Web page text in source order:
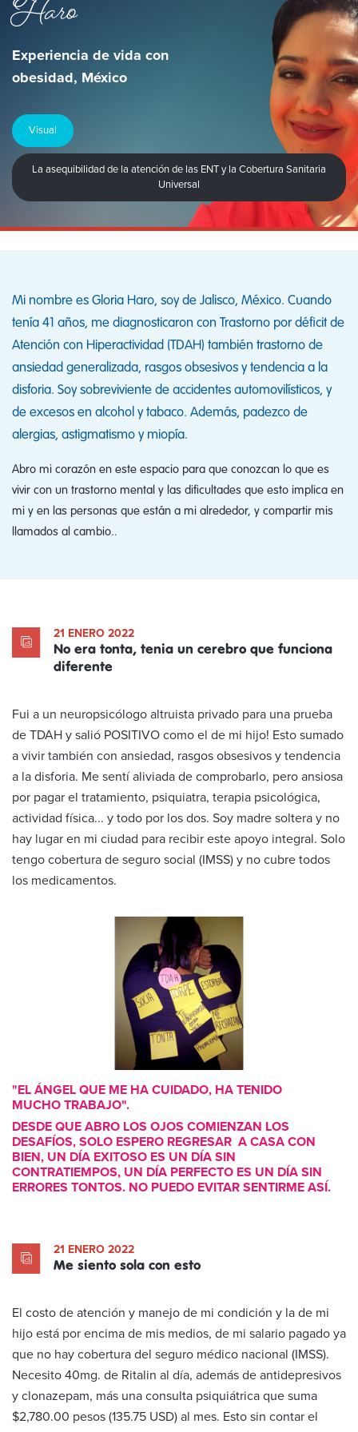
Haro
Experiencia de vida con
obesidad, México
Visual
La asequibilidad de la atención de las ENT y la Cobertura Sanitaria
Universal
Mi nombre es Gloria Haro, soy de Jalisco, México. Cuando
tenía 41 años, me diagnosticaron con Trastorno por déficit de
Atención con Hiperactividad (TDAH) también trastorno de
ansiedad generalizada, rasgos obsesivos y tendencia a la
disforia. Soy sobreviviente de accidentes automovilísticos, y
de excesos en alcohol y tabaco. Además, padezco de
alergias, astigmatismo y miopía.
Abro mi corazón en este espacio para que conozcan lo que es
vivir con un trastorno mental y las dificultades que esto implica en
mi y en las personas que están a mi alrededor, y compartir mis
llamados al cambio..
21 ENERO 2022
No era tonta, tenia un cerebro que funciona
diferente
Fui a un neuropsicólogo altruista privado para una prueba
de TDAH y salió POSITIVO como el de mi hijo! Esto sumado
a vivir también con ansiedad, rasgos obsesivos y tendencia
a la disforia. Me sentí aliviada de comprobarlo, pero ansiosa
por pagar el tratamiento, psiquiatra, terapia psicológica,
actividad física... y todo por los dos. Soy madre soltera y no
hay lugar en mi ciudad para recibir este apoyo integral. Solo
tengo cobertura de seguro social (IMSS) y no cubre todos
los medicamentos.
"EL ÁNGEL QUE ME HA CUIDADO, HA TENIDO
MUCHO TRABAJO".
DESDE QUE ABRO LOS OJOS COMIENZAN LOS
DESAFÍOS, SOLO ESPERO REGRESAR A CASA CON
BIEN, UN DÍA EXITOSO ES UN DÍA SIN
CONTRATIEMPOS, UN DÍA PERFECTO ES UN DÍA SIN
ERRORES TONTOS. NO PUEDO EVITAR SENTIRME ASÍ.
21 ENERO 2022
Me siento sola con esto
El costo de atención y manejo de mi condición y la de mi
hijo está por encima de mis medios, de mi salario pagado ya
que no hay cobertura del seguro médico nacional (IMSS).
Necesito 40mg. de Ritalin al día, además de antidepresivos
y clonazepam, más una consulta psiquiátrica que suma
$2,780.00 pesos (135.75 USD) al mes. Esto sin contar el